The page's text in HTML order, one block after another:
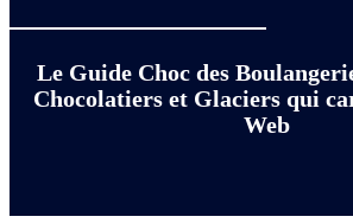
Le Guide Choc des
Chocolatiers et Glaciers qui
Web